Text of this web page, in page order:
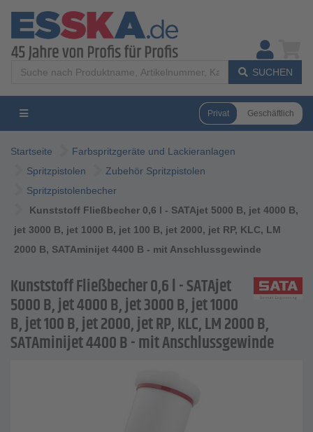
SUCHEN
Privat Geschäftlich
Startseite
Farbspritzgeräte und Lackieranlagen
Spritzpistolen
Zubehör Spritzpistolen
Spritzpistolenbecher
Kunststoff Fließbecher 0,6 l - SATAjet 5000 B, jet 4000 B,
jet 3000 B, jet 1000 B, jet 100 B, jet 2000, jet RP, KLC, LM
2000 B, SATAminijet 4400 B - mit Anschlussgewinde
Kunststoff Fließbecher 0,6 l - SATAjet
5000 B, jet 4000 B, jet 3000 B, jet 1000
B, jet 100 B, jet 2000, jet RP, KLC, LM 2000 B,
SATAminijet 4400 B - mit Anschlussgewinde